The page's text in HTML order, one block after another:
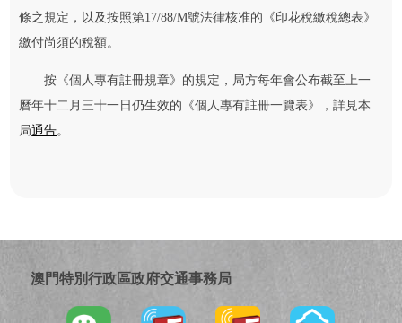
條之規定，以及按照第17/88/M號法律核准的《印花稅繳稅總表》
繳付尚須的稅額。
按《個人專有註冊規章》的規定，局方每年會公布截至上一
曆年十二月三十一日仍生效的《個人專有註冊一覽表》，詳見本
局通告。
澳門特別行政區政府交通事務局